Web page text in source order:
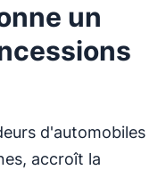
un
d'automobiles
accroît la